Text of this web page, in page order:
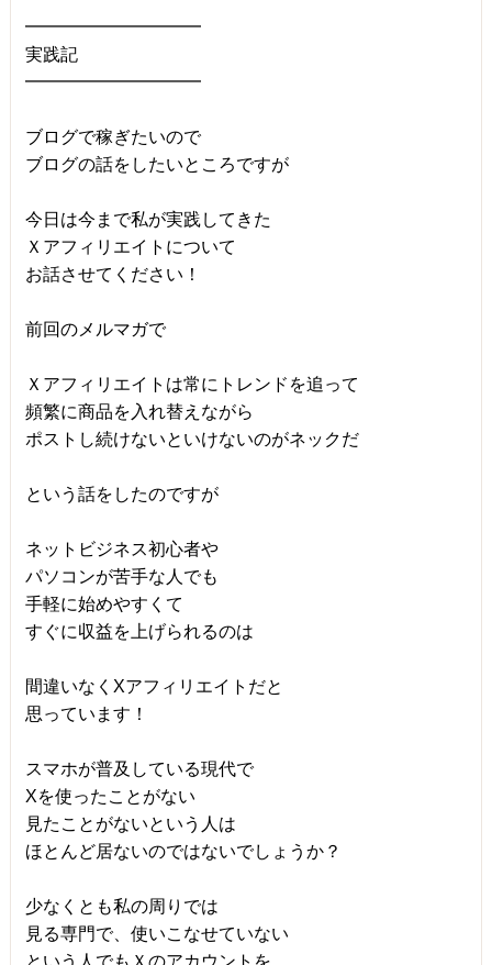
━━━━━━━━━━
実践記
━━━━━━━━━━
ブログで稼ぎたいので
ブログの話をしたいところですが
今日は今まで私が実践してきた
Ｘアフィリエイトについて
お話させてください！
前回のメルマガで
Ｘアフィリエイトは常にトレンドを追って
頻繁に商品を入れ替えながら
ポストし続けないといけないのがネックだ
という話をしたのですが
ネットビジネス初心者や
パソコンが苦手な人でも
手軽に始めやすくて
すぐに収益を上げられるのは
間違いなくXアフィリエイトだと
思っています！
スマホが普及している現代で
Xを使ったことがない
見たことがないという人は
ほとんど居ないのではないでしょうか？
少なくとも私の周りでは
見る専門で、使いこなせていない